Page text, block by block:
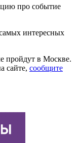
про событие
интересных
пройдут в Москве.
сайте, сообщите